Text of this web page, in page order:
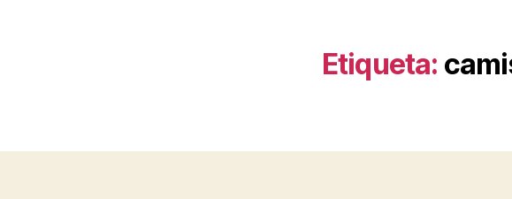
Etiqueta: